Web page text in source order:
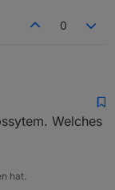
0
Welches
hat.